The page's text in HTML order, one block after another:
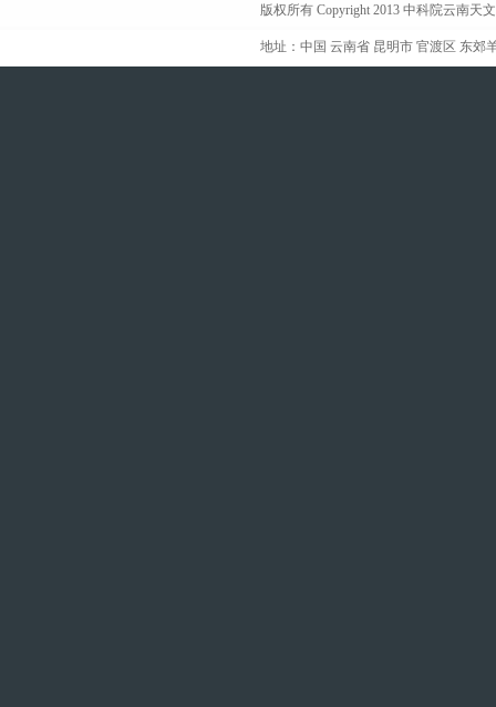
版权所有 Copyright 2013中科院云南天
地址：中国 云南省 昆明市 官渡区 东郊